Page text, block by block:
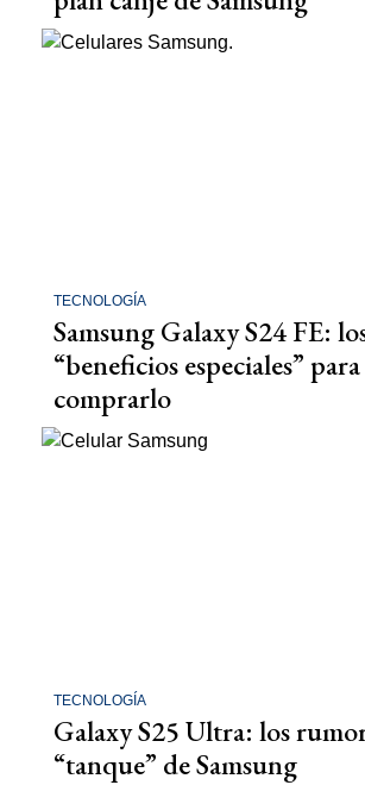
TECNOLOGÍA
Samsung Galaxy S24 FE:
“beneficios especiales” para
comprarlo
TECNOLOGÍA
Galaxy S25 Ultra: los
“tanque” de Samsung